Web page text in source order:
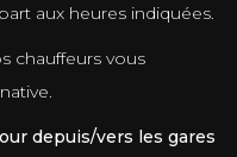
aux heures indiquées.
chauffeurs vous
depuis/vers les gares